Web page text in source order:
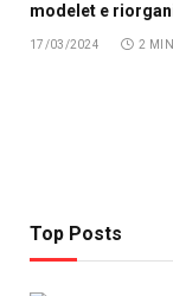
modelet e
17/03/2024 2
Top Posts